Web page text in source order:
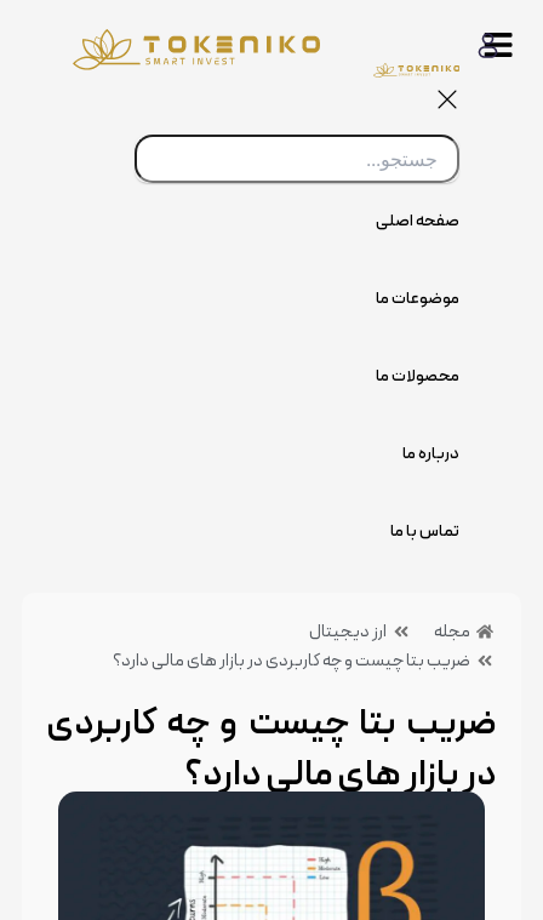
صفحه اصلی
موضوعات ما
محصولات ما
درباره ما
تماس با ما
مجله
ارز دیجیتال
ضریب بتا چیست و چه کاربردی در بازار های مالی دارد؟
ضریب بتا چیست و چه کاربردی
در بازار های مالی دارد؟